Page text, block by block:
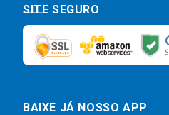
SITE SEGURO
BAIXE JÁ NOSSO APP